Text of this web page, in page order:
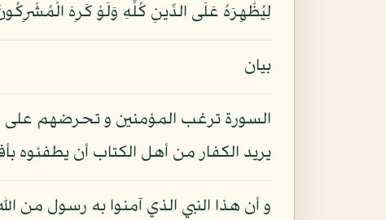
لِيُظْهِرَهُ عَلَى الدِّينِ كُلِّهِ وَلَوْ كَرِهَ الْمُشْرِكُونَ
بيان
السورة ترغب المؤمنين و تحرضهم على أن
يريد الكفار من أهل الكتاب أن يطفئوه
و أن هذا النبي الذي آمنوا به رسول من